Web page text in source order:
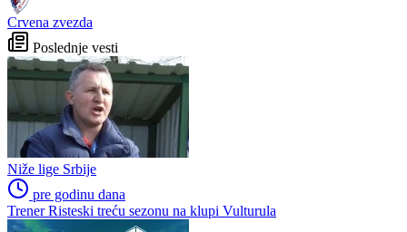
Crvena zvezda
Poslednje vesti
Niže lige Srbije
pre godinu dana
Trener Risteski treću sezonu na klupi Vulturula